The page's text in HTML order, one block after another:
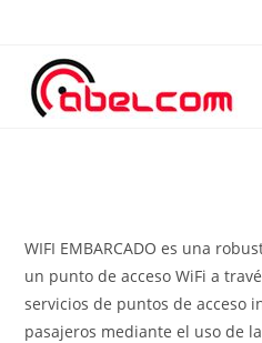
WIFI EMBARCADO es una
un punto de acceso WiFi a
servicios de puntos de acceso
pasajeros mediante el uso de